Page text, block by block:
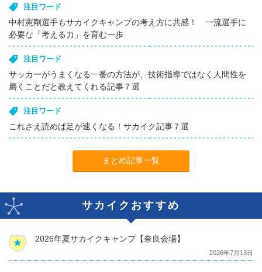
注目ワード
中村憲剛選手もサカイクキャンプの考え方に共感！ 一流選手に
必要な「考える力」を育む一歩
注目ワード
サッカーがうまくなる一番の方法が、技術指導ではなく人間性を
磨くことだと教えてくれる記事７選
注目ワード
これさえ読めば足が速くなる！サカイク記事７選
まとめ記事一覧
サカイクおすすめ
2026年夏サカイクキャンプ【奈良会場】
2026年7月13日